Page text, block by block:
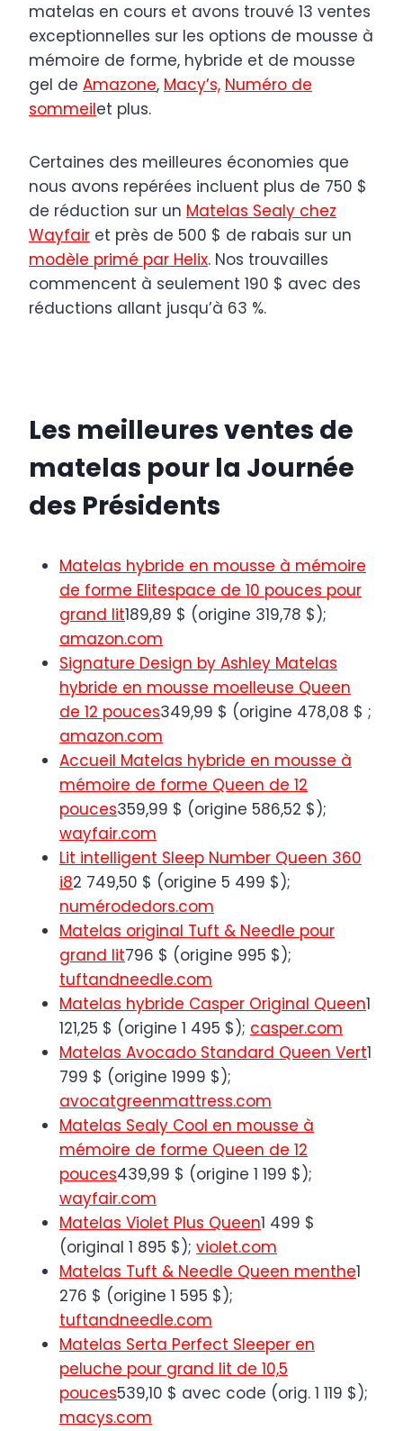
matelas en cours et avons trouvé 13 ventes
exceptionnelles sur les options de mousse à
mémoire de forme, hybride et de mousse
gel de Amazone, Macy’s, Numéro de
sommeilet plus.
Certaines des meilleures économies que
nous avons repérées incluent plus de 750 $
de réduction sur un Matelas Sealy chez
Wayfair et près de 500 $ de rabais sur un
modèle primé par Helix. Nos trouvailles
commencent à seulement 190 $ avec des
réductions allant jusqu’à 63 %.
Les meilleures ventes de
matelas pour la Journée
des Présidents
Matelas hybride en mousse à mémoire
de forme Elitespace de 10 pouces pour
grand lit189,89 $ (origine 319,78 $);
amazon.com
Signature Design by Ashley Matelas
hybride en mousse moelleuse Queen
de 12 pouces349,99 $ (origine 478,08 $ ;
amazon.com
Accueil Matelas hybride en mousse à
mémoire de forme Queen de 12
pouces359,99 $ (origine 586,52 $);
wayfair.com
Lit intelligent Sleep Number Queen 360
i82 749,50 $ (origine 5 499 $);
numérodedors.com
Matelas original Tuft & Needle pour
grand lit796 $ (origine 995 $);
tuftandneedle.com
Matelas hybride Casper Original Queen1
121,25 $ (origine 1 495 $); casper.com
Matelas Avocado Standard Queen Vert1
799 $ (origine 1999 $);
avocatgreenmattress.com
Matelas Sealy Cool en mousse à
mémoire de forme Queen de 12
pouces439,99 $ (origine 1 199 $);
wayfair.com
Matelas Violet Plus Queen1 499 $
(original 1 895 $); violet.com
Matelas Tuft & Needle Queen menthe1
276 $ (origine 1 595 $);
tuftandneedle.com
Matelas Serta Perfect Sleeper en
peluche pour grand lit de 10,5
pouces539,10 $ avec code (orig. 1 119 $);
macys.com